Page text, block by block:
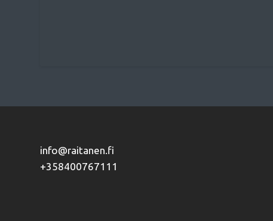
info@raitanen.fi
+358400767111